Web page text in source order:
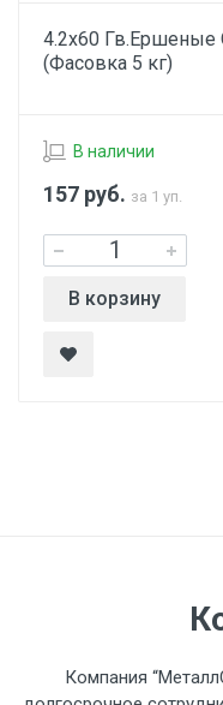
4.2х60 Гв.Ершеные
(Фасовка 5 кг)
В наличии
157 руб. за 1 уп.
В корзину
Компания